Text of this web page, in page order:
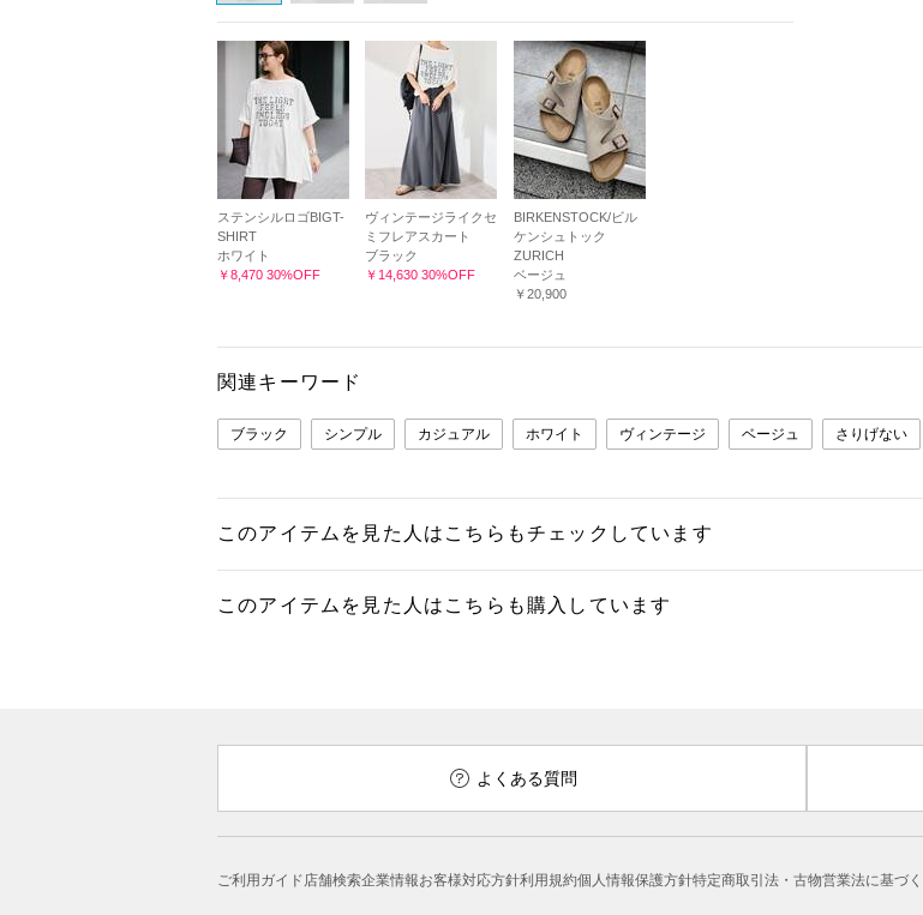
ステンシルロゴBIGT-
SHIRT
ホワイト
￥8,470 30%OFF
ヴィンテージライクセ
ミフレアスカート
ブラック
￥14,630 30%OFF
BIRKENSTOCK/ビル
ケンシュトック
ZURICH
ベージュ
￥20,900
関連キーワード
ブラック シンプル カジュアル ホワイト ヴィンテージ ベージュ さりげない
このアイテムを見た人はこちらもチェックしています
このアイテムを見た人はこちらも購入しています
よくある質問
ご利用ガイド店舗検索企業情報お客様対応方針利用規約個人情報保護方針特定商取引法・古物営業法に基づ